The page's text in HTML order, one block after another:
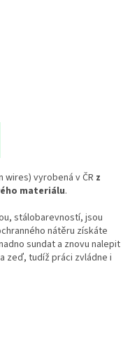
wires) vyrobená v ČR z
materiálu.
stálobarevností, jsou
nátěru získáte
sundat a znovu nalepit
zeď, tudíž práci zvládne i